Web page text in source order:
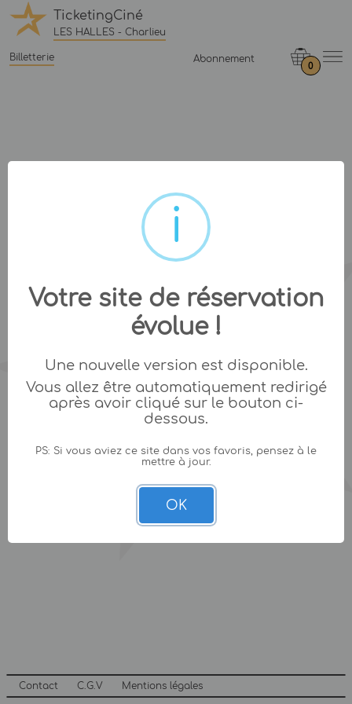
TicketingCiné
LES HALLES - Charlieu
Billetterie Abonnement
0
Contact C.G.V Mentions légales
Votre site de réservation
évolue !
Une nouvelle version est disponible.
Vous allez être automatiquement redirigé
après avoir cliqué sur le bouton ci-
dessous.
PS: Si vous aviez ce site dans vos favoris, pensez à le
mettre à jour.
OK